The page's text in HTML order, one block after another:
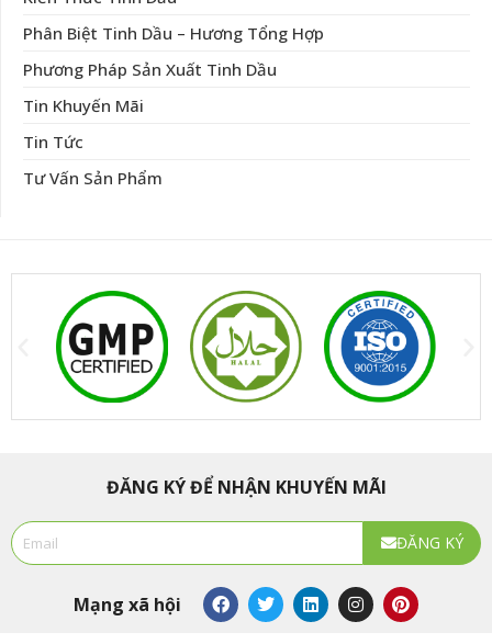
Phân Biệt Tinh Dầu – Hương Tổng Hợp
Phương Pháp Sản Xuất Tinh Dầu
Tin Khuyến Mãi
Tin Tức
Tư Vấn Sản Phẩm
ĐĂNG KÝ ĐỂ NHẬN KHUYẾN MÃI
Email
ĐĂNG KÝ
Mạng xã hội F
a
c
T
w
i
L
i
n
I
n
s
P
i
n